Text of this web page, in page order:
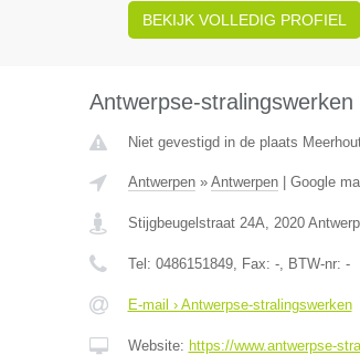
BEKIJK VOLLEDIG PROFIEL
Antwerpse-stralingswerken
Niet gevestigd in de plaats
Antwerpen» Antwerpen| Google
Stijgbeugelstraat 24A, 2020
Tel: 0486151849, Fax: -, BTW-nr: -
E-mail › Antwerpse-stralingswerken
Website: https://www.antwerpse-